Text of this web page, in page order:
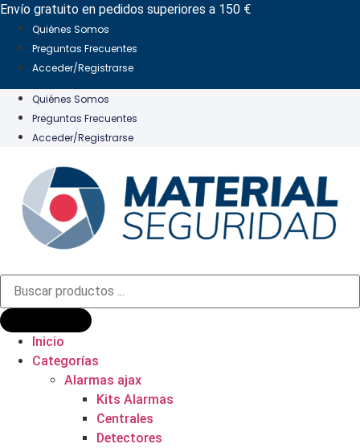
Ir
contenido
Envío gratuito en pedidos superiores a 150 €
Quiénes Somos
Preguntas Frecuentes
Acceder/Registrarse
Quiénes Somos
Preguntas Frecuentes
Acceder/Registrarse
Búsqueda
productos
Inicio
Categorías
Alarmas ajax
Kits Alarmas
Centrales
Detectores